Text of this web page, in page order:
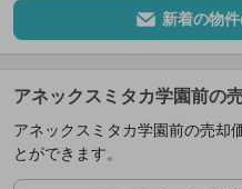
新着の物
アネックスミタカ学園前の
アネックスミタカ学園前の売却
とができます。